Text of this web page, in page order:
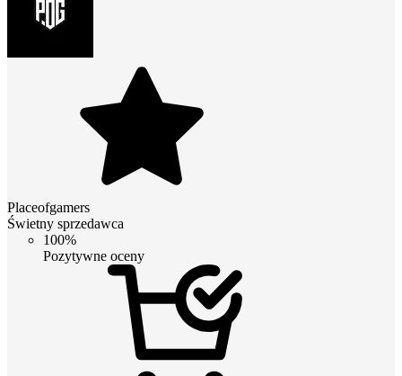
Placeofgamers
Świetny sprzedawca
100%
Pozytywne oceny